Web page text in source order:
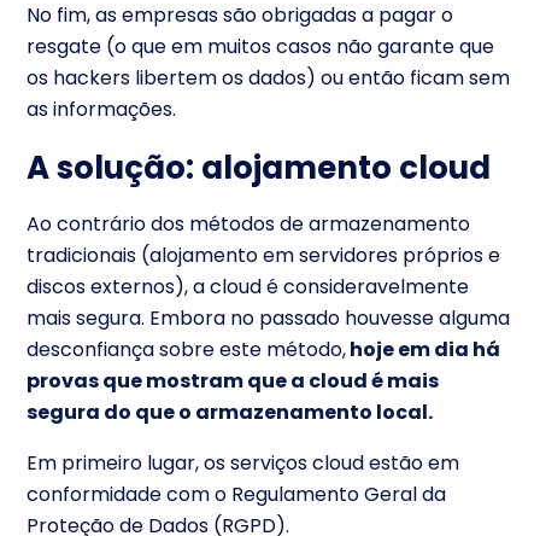
No fim, as empresas são obrigadas a pagar o
resgate (o que em muitos casos não garante que
os hackers libertem os dados) ou então ficam sem
as informações.
A solução: alojamento cloud
Ao contrário dos métodos de armazenamento
tradicionais (alojamento em servidores próprios e
discos externos), a cloud é consideravelmente
mais segura. Embora no passado houvesse alguma
desconfiança sobre este método,hoje em dia há
provas que mostram que a cloud é mais
segura do que o armazenamento local.
Em primeiro lugar, os serviços cloud estão em
conformidade com o Regulamento Geral da
Proteção de Dados (RGPD).